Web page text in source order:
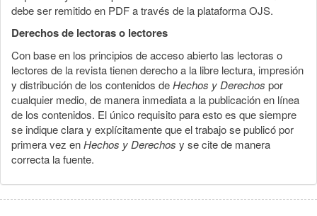
debe ser remitido en PDF a través de la plataforma OJS.
Derechos de lectoras o lectores
Con base en los principios de acceso abierto las lectoras o
lectores de la revista tienen derecho a la libre lectura, impresión
y distribución de los contenidos deHechos y Derechos por
cualquier medio, de manera inmediata a la publicación en línea
de los contenidos. El único requisito para esto es que siempre
se indique clara y explícitamente que el trabajo se publicó por
primera vez enHechos y Derechos y se cite de manera
correcta la fuente.